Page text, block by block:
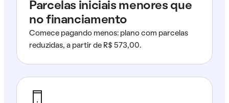
Parcelas iniciais menores que
no financiamento
Comece pagando menos: plano com parcelas
reduzidas, a partir de R$ 573,00.